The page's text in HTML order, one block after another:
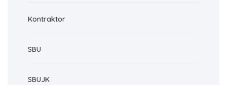
Kontraktor
SBU
SBUJK